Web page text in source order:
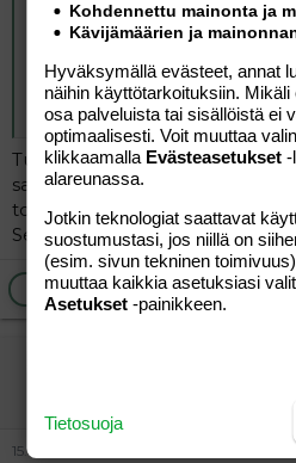
Googlasin. Hän on nainen ja
Lesbonaisena hän tuskin olisi
miehistä kiinnostunut.
vastustavat transaktivismia ja
oikeuksien vastaisena. Ap
Tuo ehkä selittää miksi tanssija
sanonut ettei ole koskaan
toisinpäin.
Selasin nettiä ja löysin
Ilmoita asiaton viesti
15.06.2026
Kohdennettu mainonta ja
Kävijämäärien ja
Hyväksymällä evästeet, annat
näihin käyttötarkoituksiin.
osa palveluista tai sisällöistä ei
optimaalisesti. Voit muuttaa
klikkaamalla Evästeasetukset -
alareunassa.
Jotkin teknologiat saattavat
suostumustasi, jos niillä on
(esim. sivun tekninen
muuttaa kaikkia asetuksiasi
Asetukset -painikkeen.
Tietosuoja